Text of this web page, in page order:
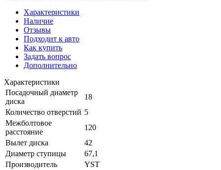
Характеристики
Наличие
Отзывы
Подходит к авто
Как купить
Задать вопрос
Дополнительно
Характеристики
Посадочный диаметр
диска
18
Количество отверстий 5
Межболтовое
расстояние
120
Вылет диска
42
Диаметр ступицы
67,1
Производитель
YST